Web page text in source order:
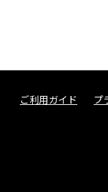
ご利用ガイド プ